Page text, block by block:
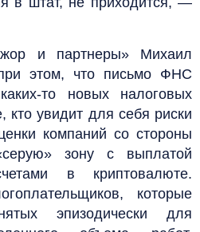
и партнеры» Михаил
этом, что письмо ФНС
то новых налоговых
кто увидит для себя риски
компаний со стороны
зону с выплатой
в криптовалюте.
которые
эпизодически для